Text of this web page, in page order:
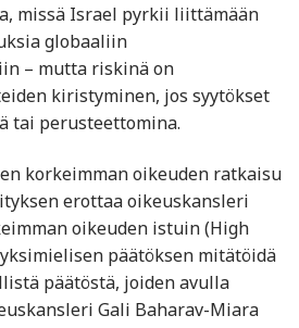
missä Israel pyrkii liittämään
globaaliin
– mutta riskinä on
kiristyminen, jos syytökset
tai perusteettomina.
korkeimman oikeuden ratkaisu
erottaa oikeuskansleri
oikeuden istuin (High
päätöksen mitätöidä
päätöstä, joiden avulla
Gali Baharav-Miara